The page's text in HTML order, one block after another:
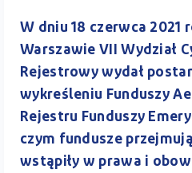
A
W dniu 18 czerwca 2021
Warszawie VII Wydział
Rejestrowy wydał
wykreśleniu Funduszy
Rejestru Funduszy
czym fundusze
wstąpiły w prawa i